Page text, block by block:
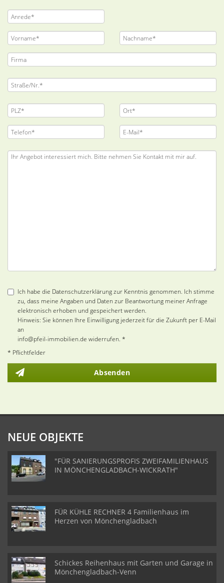
Ich habe die Datenschutzerklärung zur Kenntnis genommen. Ich stimme
zu, dass meine Angaben und Daten zur Beantwortung meiner Anfrage
elektronisch erhoben und gespeichert werden.
Hinweis: Sie können Ihre Einwilligung jederzeit für die Zukunft per E-Mail
an
info@pfeil-immobilien.de widerrufen. *
* Pflichtfelder
Absenden
NEUE OBJEKTE
"FÜR SANIERUNGSPROFIS ZWEIFAMILIENHAUS
IN MÖNCHENGLADBACH-WICKRATH"
FÜR KÜHLE RECHNER 4 Familienhaus im
Herzen von Mönchengladbach
Schickes Reihenhaus mit Garten und Garage in
Mönchengladbach-Venn